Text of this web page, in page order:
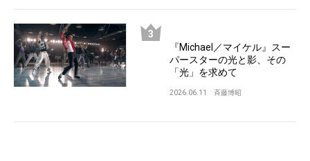
『Michael／マイケル』スー
パースターの光と影、その
「光」を求めて
2026.06.11 斉藤博昭